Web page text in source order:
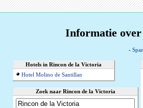
Informatie
-
Hotels in Rincon de la Victoria
Hotel Molino de Santillan
Zoek naar Rincon de la Victoria